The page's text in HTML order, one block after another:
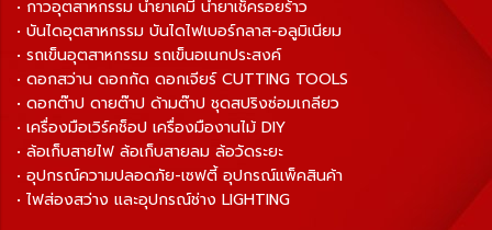
• กาวอุตสาหกรรม น้ำยาเคมี น้ำยาเช็ครอยร้าว
• บันไดอุตสาหกรรม บันไดไฟเบอร์กลาส-อลูมิเนียม
• รถเข็นอุตสาหกรรม รถเข็นอเนกประสงค์
• ดอกสว่าน ดอกกัด ดอกเจียร์ CUTTING TOOLS
• ดอกต๊าป ดายต๊าป ด้ามต๊าป ชุดสปริงซ่อมเกลียว
• เครื่องมือเวิร์คช็อป เครื่องมืองานไม้ DIY
• ล้อเก็บสายไฟ ล้อเก็บสายลม ล้อวัดระยะ
• อุปกรณ์ความปลอดภัย-เซฟตี้ อุปกรณ์แพ็คสินค้า
• ไฟส่องสว่าง และอุปกรณ์ช่าง LIGHTING